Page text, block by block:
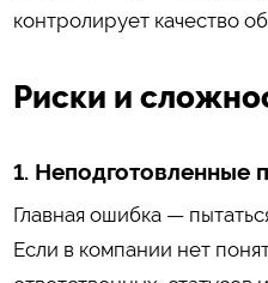
контролирует качество
Риски и
1. Неподготовленные
Главная ошибка —
Если в компании нет